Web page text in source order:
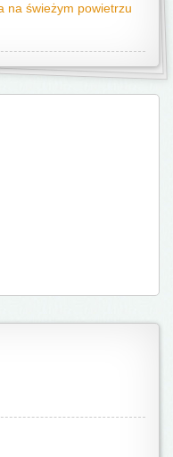
na świeżym powietrzu